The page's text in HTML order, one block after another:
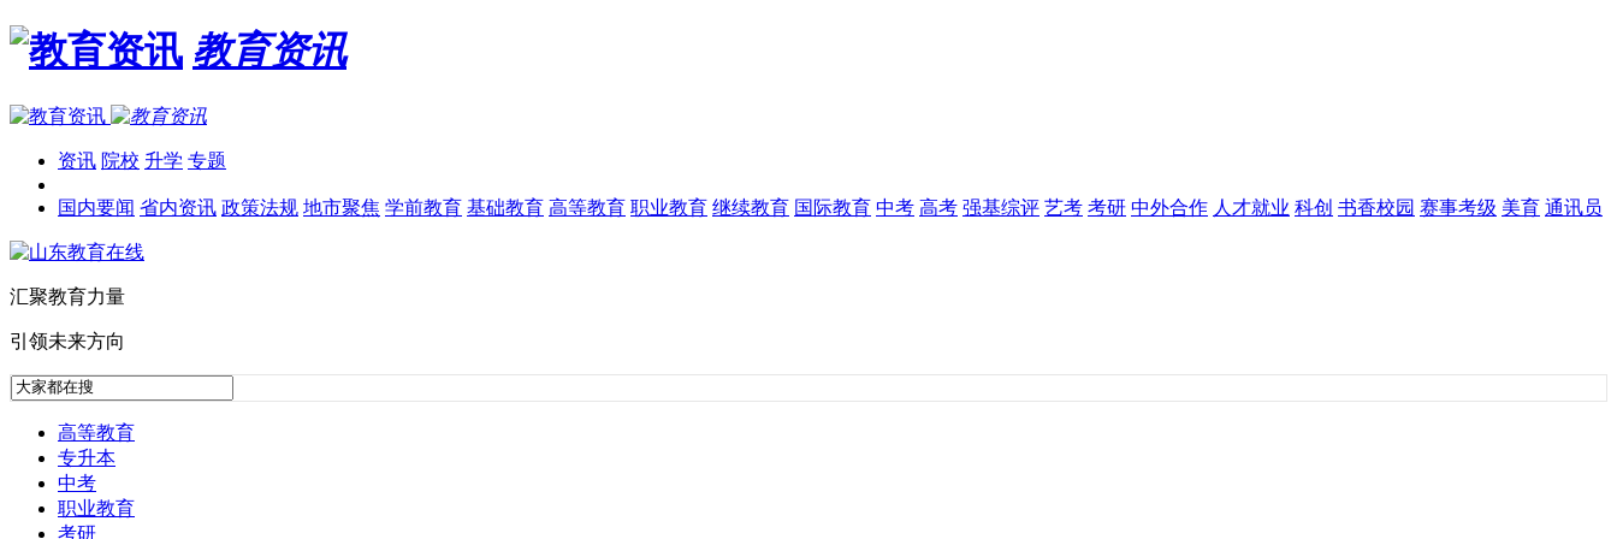
教育资讯
资讯 院校 升学 专题
国内要闻 省内资讯 政策法规 地市聚焦 学前教育 基础教育 高等教育 职业教育 继续教育 国际教育 中考 高考 强基综评 艺考 考研 中外合作 人才就业 科创 书香校园 赛事考级 美育 通讯员
汇聚教育力量
引领未来方向
高等教育
专升本
中考
职业教育
考研